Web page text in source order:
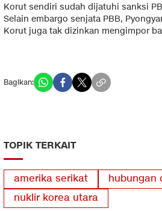
Korut sendiri sudah dijatuhi sanksi
Selain embargo senjata PBB,
Korut juga tak dizinkan mengimpor
Bagikan:
TOPIK TERKAIT
amerika serikat hubungan
nuklir korea utara